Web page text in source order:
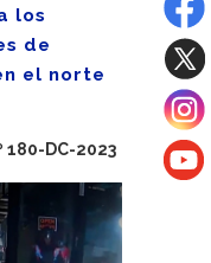
los
de
el norte
180-DC-2023